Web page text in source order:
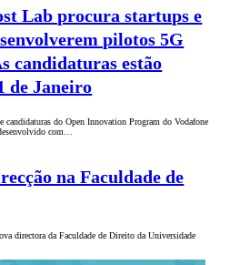
Lab procura startups e
pilotos 5G
candidaturas estão
de Janeiro
candidaturas do Open Innovation Program do Vodafone
com…
na Faculdade de
directora da Faculdade de Direito da Universidade